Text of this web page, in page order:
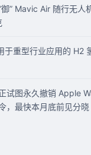
” Mavic Air 随行无人机
于重型行业应用的 H2
试图永久撤销 Apple
，最快本月底前见分晓